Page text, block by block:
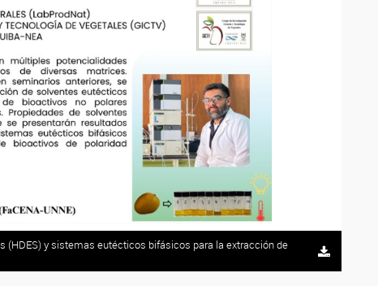
(HDES) y sistemas eutécticos bifásicos para la extracción de